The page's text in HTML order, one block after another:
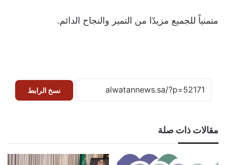
متمنياً للجميع مزيدًا من التميز والنجاح الدائم.
نسخ الرابط
مقالات ذات صلة